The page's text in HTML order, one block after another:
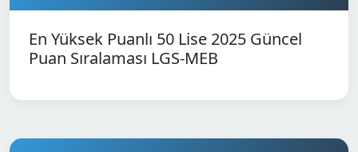
En Yüksek Puanlı 50 Lise 2025 Güncel
Puan Sıralaması LGS-MEB